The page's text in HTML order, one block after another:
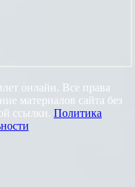
онлайн. Все права
материалов сайта без
ссылки. Политика